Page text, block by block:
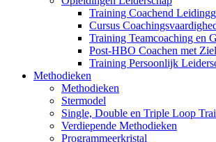
Training Coachend
Cursus
Training Teamcoaching en
Post-HBO Coachen met
Training Persoonlijk
Methodieken
Methodieken
Stermodel
Single, Double en Triple Loop
Verdiepende Methodieken
Programmeerkristal